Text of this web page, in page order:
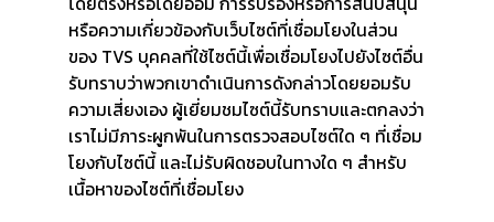
หรือความเกี่ยวข้องกับเว็บไซต์ที่เชื่อมโยงในส่วน
ของ TVS บุคคลที่ใช้ไซต์นี้เพื่อเชื่อมโยงไปยังไซต์อื่น
รับทราบว่าพวกเขาดำเนินการดังกล่าวโดยยอมรับ
ความเสี่ยงเอง ผู้เยี่ยมชมไซต์นี้รับทราบและตกลงว่า
เราไม่มีภาระผูกพันในการตรวจสอบไซต์ใด ๆ ที่เชื่อม
โยงกับไซต์นี้ และไม่รับผิดชอบในทางใด ๆ สำหรับ
เนื้อหาของไซต์ที่เชื่อมโยง